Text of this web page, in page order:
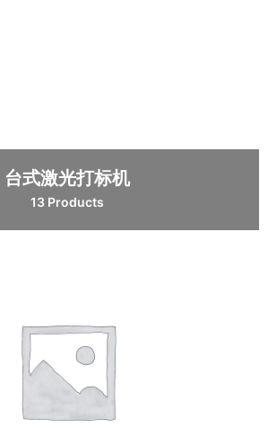
台式激光打标机
13 Products